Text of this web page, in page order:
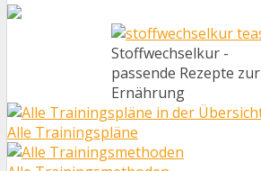
Stoffwechselkur -
passende Rezepte zur
Ernährung
Alle Trainingspläne